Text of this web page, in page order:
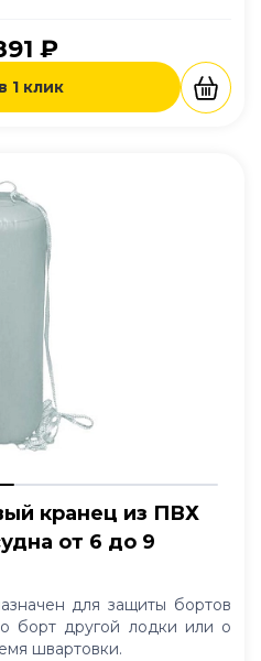
₽
1 клик
кранец из ПВХ
от 6 до 9
для защиты бортов
борт другой лодки или о
швартовки.